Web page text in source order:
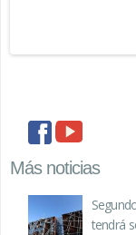
facebook
Más noticias
tendrá